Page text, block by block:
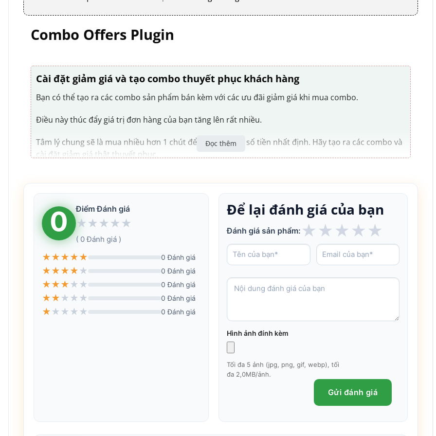
Combo Offers Plugin
Cài đặt giảm giá và tạo combo thuyết phục khách hàng
Bạn có thể tạo ra các combo sản phẩm bán kèm với các ưu đãi giảm giá khi mua combo.
Điều này thúc đẩy giá trị đơn hàng của bạn tăng lên rất nhiều.
Tâm lý chung sẽ là mua nhiều hơn 1 chút để được giảm 1 số tiền nhất định. Hãy tạo ra các combo và
cài đặt giảm giá thật thuyết phục.
Hiển thị giá tiết kiệm được và giá gốc nếu không mua kèm combo.
Đọc thêm
0 Điểm Đánh giá
★ ★ ★ ★ ★
( 0 Đánh giá )
★★★★★ 0 Đánh giá
★★★★★ 0 Đánh giá
★★★★ ★ 0 Đánh giá
★★★ ★ ★ 0 Đánh giá
★★ ★ ★ ★ 0 Đánh giá
Để lại đánh giá của bạn
Đánh giá sản phẩm: ★ ★ ★ ★ ★
Hình ảnh đính kèm
Tối đa 5 ảnh (jpg, png, gif, webp), tối
đa 2,0MB/ảnh.
Gửi đánh giá